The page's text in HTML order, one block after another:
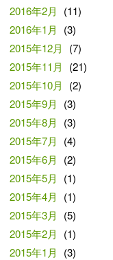
2016年2月
(11)
2016年1月
(3)
2015年12月
(7)
2015年11月
(21)
2015年10月
(2)
2015年9月
(3)
2015年8月
(3)
2015年7月
(4)
2015年6月
(2)
2015年5月
(1)
2015年4月
(1)
2015年3月
(5)
2015年2月
(1)
2015年1月
(3)